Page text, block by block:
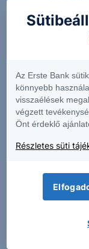
mind
mind
alapján.
https://
A
A
Az Erste Bank
könnyebb
visszaélések
végzett
Önt érdeklő
Részletes süti